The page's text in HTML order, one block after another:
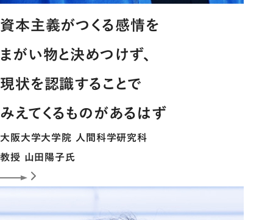
資本主義がつくる感情を
まがい物と決めつけず、
現状を認識することで
みえてくるものがあるはず
大阪大学大学院 人間科学研究科
教授 山田陽子氏